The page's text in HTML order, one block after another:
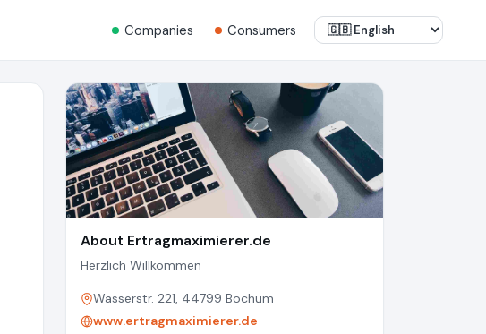
Companies Consumers
About Ertragmaximierer.de
Herzlich Willkommen
Wasserstr. 221, 44799 Bochum
www.ertragmaximierer.de